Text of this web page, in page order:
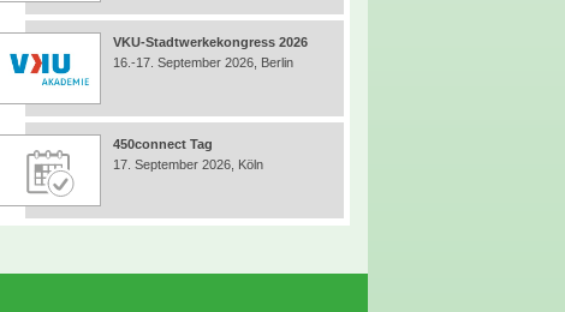
VKU-Stadtwerkekongress 2026
16.-17. September 2026, Berlin
450connect Tag
17. September 2026, Köln